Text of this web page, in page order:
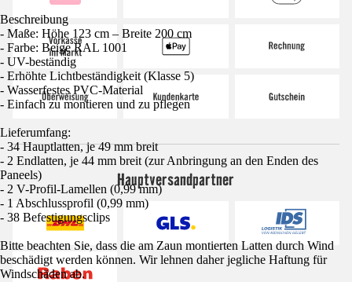
Beschreibung
- Maße: Höhe 123 cm – Breite 200 cm
- Farbe: Beige RAL 1001
- UV-beständig
- Erhöhte Lichtbeständigkeit (Klasse 5)
- Wasserfestes PVC-Material
- Einfach zu montieren und zu pflegen
Lieferumfang:
- 34 Hauptlatten, je 49 mm breit
- 2 Endlatten, je 44 mm breit (zur Anbringung an den Enden des
Paneels)
- 2 V-Profil-Lamellen (0,99 mm)
- 1 Abschlussprofil (0,99 mm)
- 38 Befestigungsclips
Bitte beachten Sie, dass die am Zaun montierten Latten durch Wind
beschädigt werden können. Wir lehnen daher jegliche Haftung für
Windschäden ab.
Hauptversandpartner